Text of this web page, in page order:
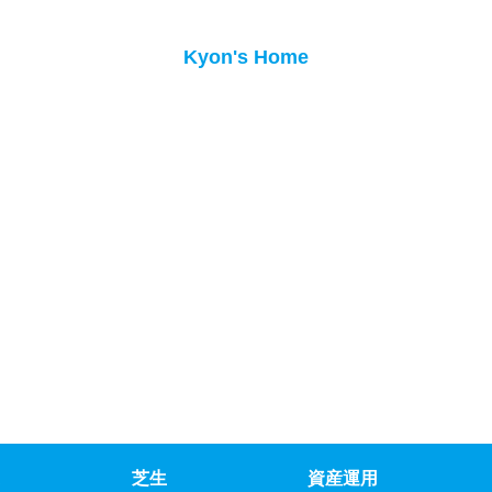
Kyon's Home
芝生 資産運用